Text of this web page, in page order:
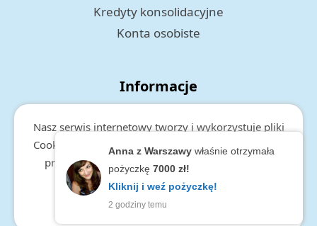
Nasz serwis internetowy tworzy i wykorzystuje pliki
Cookies. Więcej informacji o cookies, zakresie i celu
przetwarzania danych, znajduje się w
prywatności.
zamknij
Anna z Warszawy właśnie otrzymała
pożyczkę 7000 zł!
Kliknij i weź pożyczkę!
2 godziny temu
Kredyty konsolidacyjne
Konta osobiste
Informacje
Polityka prywatności
RODO
Copyright © 2026 Maksimum.pl